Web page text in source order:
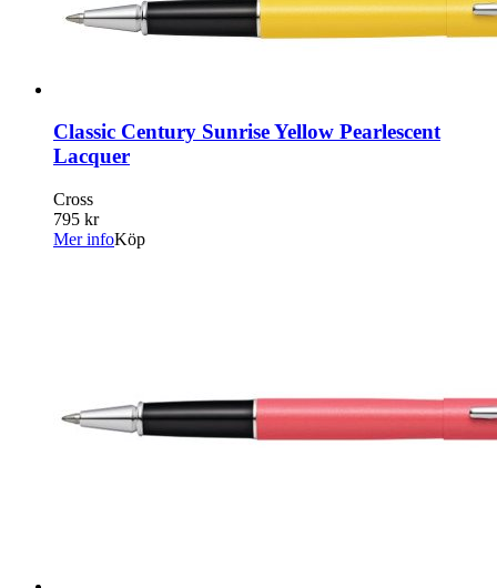
Classic Century Sunrise Yellow Pearlescent
Lacquer
Cross
795 kr
Mer infoKöp